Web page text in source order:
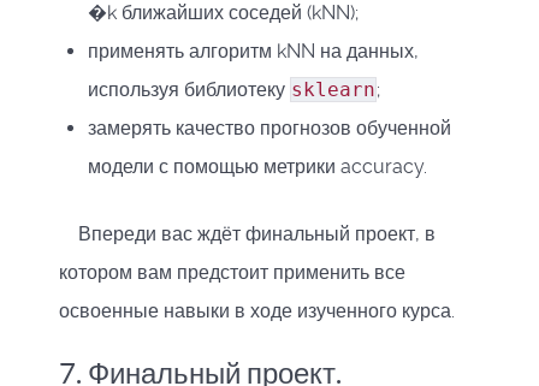
�k ближайших соседей (kNN);
применять алгоритм kNN на данных,
используя библиотеку sklearn;
замерять качество прогнозов обученной
модели с помощью метрики accuracy.
Впереди вас ждёт финальный проект, в
котором вам предстоит применить все
освоенные навыки в ходе изученного курса.
7. Финальный проект.